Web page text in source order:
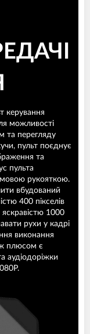
керування
можливості
та перегляду
пульт поєднує
та
пульта
рукояткою.
вбудований
400 пікселів
1000
рухи у кадрі
виконання
плюсом є
аудіодоріжки